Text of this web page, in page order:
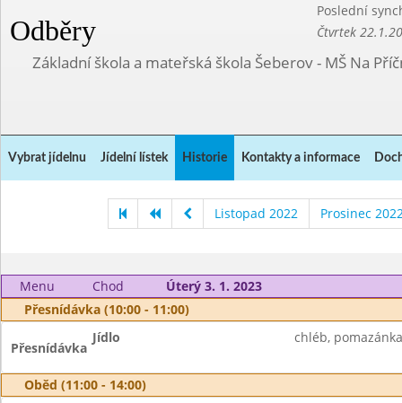
Odběry
Poslední
Čtvrtek
Základní škola a mateřská škola Šeberov - MŠ Na
Vybrat jídelnu Jídelní lístek Historie Kontakty a informace
Listopad 2022 Prosinec
Menu Chod
Úterý 3. 1. 2023
Přesnídávka (10:00 - 11:00)
Přesnídávka
Jídlo chléb,
Oběd (11:00 - 14:00)